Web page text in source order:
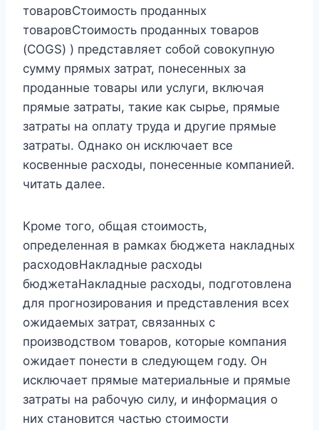
товаровСтоимость проданных
товаровСтоимость проданных товаров
(COGS) ) представляет собой совокупную
сумму прямых затрат, понесенных за
проданные товары или услуги, включая
прямые затраты, такие как сырье, прямые
затраты на оплату труда и другие прямые
затраты. Однако он исключает все
косвенные расходы, понесенные компанией.
читать далее.
Кроме того, общая стоимость,
определенная в рамках бюджета накладных
расходовНакладные расходы
бюджетаНакладные расходы, подготовлена ​​
для прогнозирования и представления всех
ожидаемых затрат, связанных с
производством товаров, которые компания
ожидает понести в следующем году. Он
исключает прямые материальные и прямые
затраты на рабочую силу, и информация о
них становится частью стоимости